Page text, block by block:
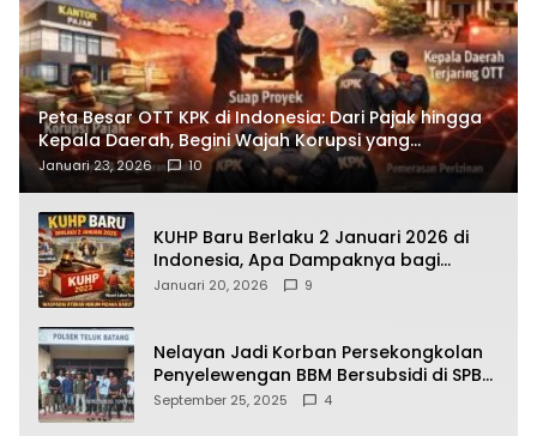
Peta Besar OTT KPK di Indonesia: Dari Pajak hingga
Kepala Daerah, Begini Wajah Korupsi yang
Terbongkar
Januari 23, 2026 10
KUHP Baru Berlaku 2 Januari 2026 di
Indonesia, Apa Dampaknya bagi
Kehidupan Warga? Ini Aturan Kunci
Januari 20, 2026 9
Nelayan Jadi Korban Persekongkolan
Penyelewengan BBM Bersubsidi di SPBU
64.78809 Teluk Batang
September 25, 2025 4